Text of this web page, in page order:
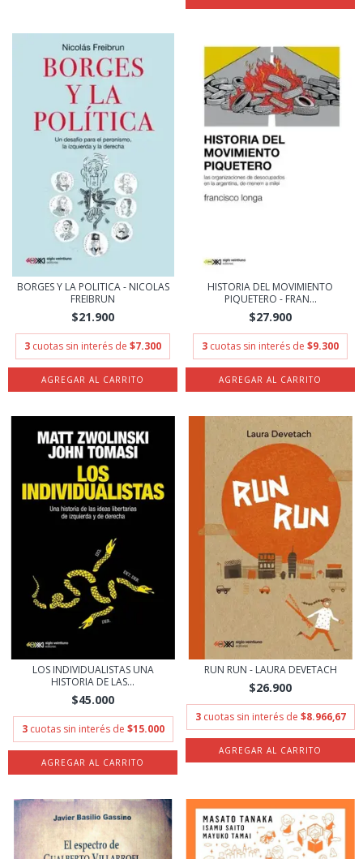
BORGES Y LA POLITICA - NICOLAS
FREIBRUN
$21.900
3 cuotas sin interés de $7.300
HISTORIA DEL MOVIMIENTO
PIQUETERO - FRAN...
$27.900
3 cuotas sin interés de $9.300
LOS INDIVIDUALISTAS UNA
HISTORIA DE LAS...
$45.000
3 cuotas sin interés de $15.000
RUN RUN - LAURA DEVETACH
$26.900
3 cuotas sin interés de $8.966,67